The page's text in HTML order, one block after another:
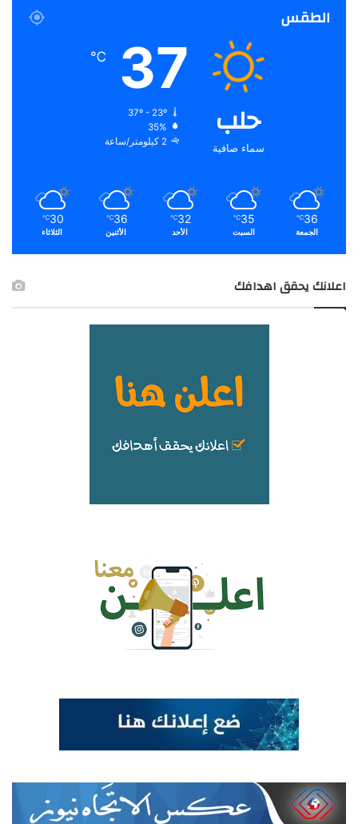
الطقس
حلب
سماء صافية
37
℃
37º - 23º
35%
2 كيلومتر/ساعة
36
℃
الجمعة
35
℃
السبت
32
℃
الأحد
36
℃
الأثنين
30
℃
الثلاثاء
اعلانك يحقق اهدافك